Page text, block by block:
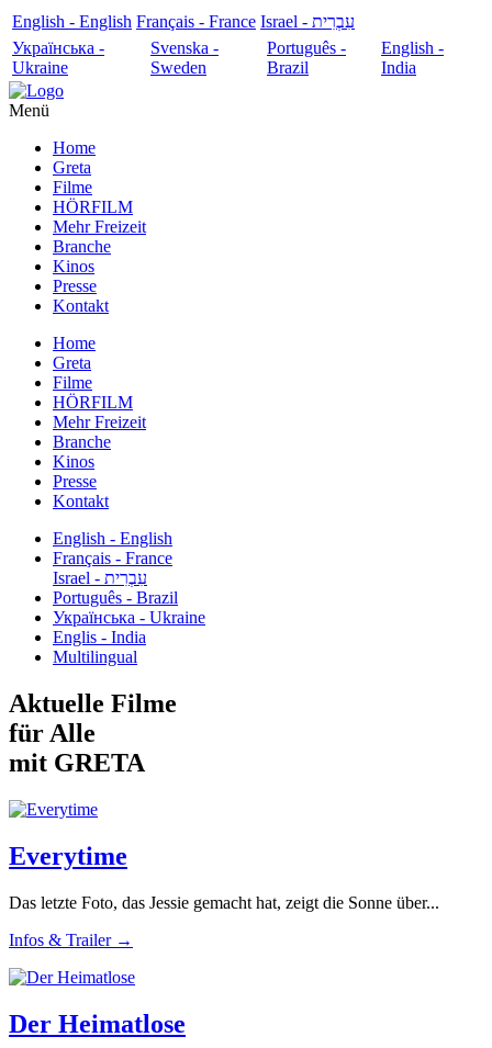
English - English Français - France
עִבְרִית - Israel
Українська -
Ukraine
Svenska -
Sweden
Português -
Brazil
English -
India
Menü
Home
Greta
Filme
HÖRFILM
Mehr Freizeit
Branche
Kinos
Presse
Kontakt
Home
Greta
Filme
HÖRFILM
Mehr Freizeit
Branche
Kinos
Presse
Kontakt
English - English
Français - France
עִבְרִית - Israel
Português - Brazil
Українська - Ukraine
Englis - India
Multilingual
Aktuelle Filme
für Alle
mit GRETA
Everytime
Das letzte Foto, das Jessie gemacht hat, zeigt die Sonne über...
Infos & Trailer →
Der Heimatlose